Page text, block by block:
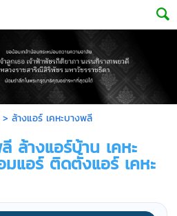
ล้างแอร์ เคหะบางพลี
ล้างแอร์บ้าน เคหะ
แอร์ ติดตั้งแอร์ เคหะ